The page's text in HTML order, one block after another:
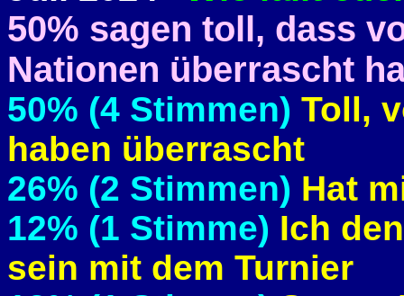
50% sagen toll, dass
Nationen überrascht
50% (4 Stimmen) Toll,
haben überrascht
26% (2 Stimmen) Hat
12% (1 Stimme) Ich
sein mit dem Turnier